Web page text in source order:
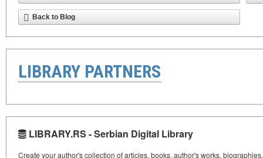
Back to Blog
LIBRARY PARTNERS
LIBRARY.RS - Serbian Digital Library
Create your author's collection of articles, books, author's works,